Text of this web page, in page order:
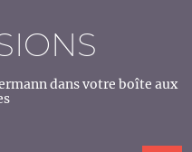
dans votre boîte aux